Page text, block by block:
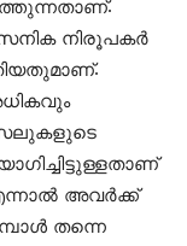
നിരൂപകര്‍
അവര്‍ക്ക്
തന്നെ